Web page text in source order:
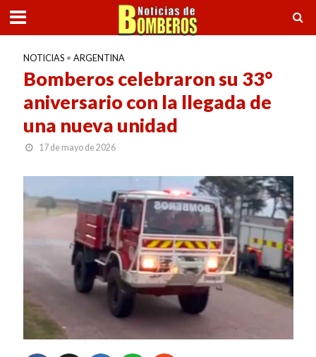
NOTICIAS • ARGENTINA
Bomberos celebraron su 33°
aniversario con la llegada de
una nueva unidad
17 de mayo de 2026